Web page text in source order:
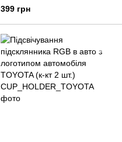
автомобіля BMW (к-кт 2 шт.)
399 грн